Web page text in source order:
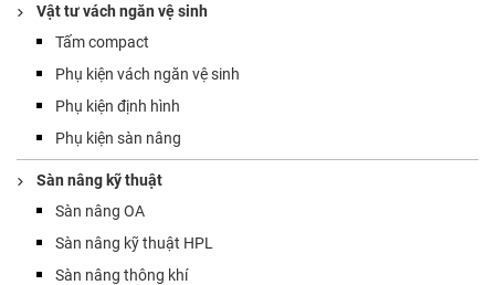
Vật tư vách ngăn vệ sinh
Tấm compact
Phụ kiện vách ngăn vệ sinh
Phụ kiện định hình
Phụ kiện sàn nâng
Sàn nâng kỹ thuật
Sàn nâng OA
Sàn nâng kỹ thuật HPL
Sàn nâng thông khí